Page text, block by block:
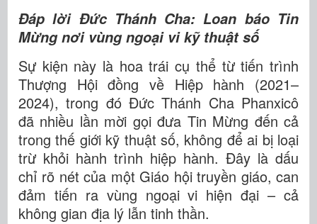
Đáp lời Đức Thánh Cha: Loan báo Tin
Mừng nơi vùng ngoại vi kỹ thuật số
Sự kiện này là hoa trái cụ thể từ tiến trình
Thượng Hội đồng về Hiệp hành (2021–
2024), trong đó Đức Thánh Cha Phanxicô
đã nhiều lần mời gọi đưa Tin Mừng đến cả
trong thế giới kỹ thuật số, không để ai bị loại
trừ khỏi hành trình hiệp hành. Đây là dấu
chỉ rõ nét của một Giáo hội truyền giáo, can
đảm tiến ra vùng ngoại vi hiện đại – cả
không gian địa lý lẫn tinh thần.